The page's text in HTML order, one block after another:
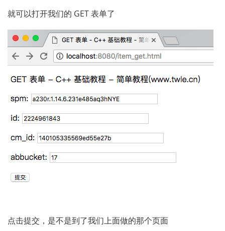
就可以打开我们的 GET 表单了
点击提交，是不是到了我们上面做的那个页面